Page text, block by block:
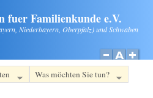
fuer Familienkunde e.V.
Niederbayern, Oberpfalz) und Schwaben
Was möchten Sie tun?